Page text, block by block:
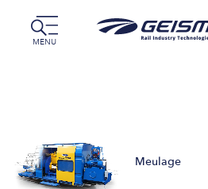
MENU
Meulage